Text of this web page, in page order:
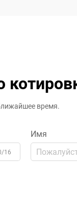
время.
16
Имя